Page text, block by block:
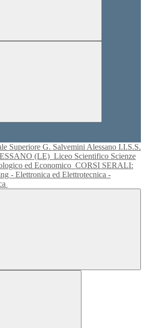
I.I.S.S.
(LE) Liceo Scientifico Scienze
ed Economico CORSI SERALI:
- Elettronica ed Elettrotecnica -